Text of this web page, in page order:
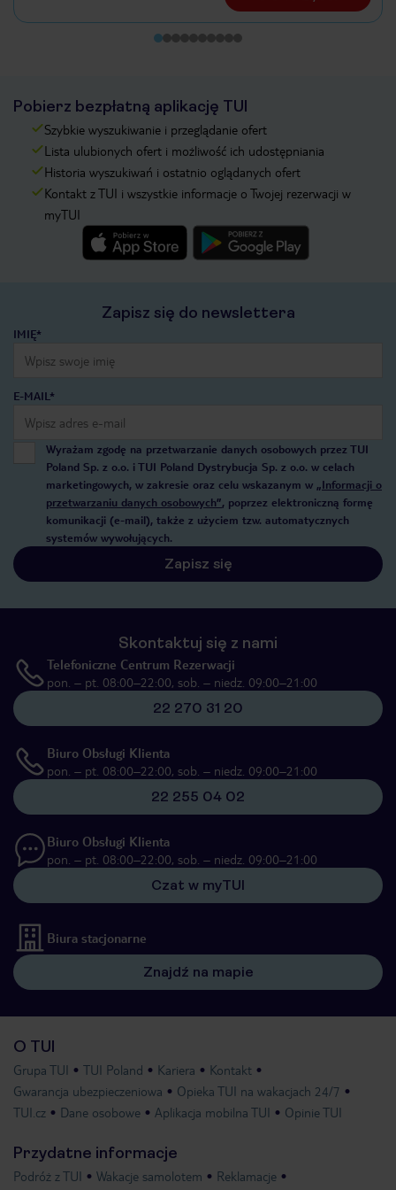
Pobierz bezpłatną aplikację TUI
Szybkie wyszukiwanie i przeglądanie ofert
Lista ulubionych ofert i możliwość ich udostępniania
Historia wyszukiwań i ostatnio oglądanych ofert
Kontakt z TUI i wszystkie informacje o Twojej rezerwacji w
myTUI
Zapisz się do newslettera
IMIĘ*
E-MAIL*
Wyrażam zgodę na przetwarzanie danych osobowych przez TUI
Poland Sp. z o.o. i TUI Poland Dystrybucja Sp. z o.o. w celach
marketingowych, w zakresie oraz celu wskazanym w „Informacji o
przetwarzaniu danych osobowych”, poprzez elektroniczną formę
komunikacji (e-mail), także z użyciem tzw. automatycznych
systemów wywołujących.
Zapisz się
Skontaktuj się z nami
Telefoniczne Centrum Rezerwacji
pon. – pt. 08:00–22:00, sob. – niedz. 09:00–21:00
22 270 31 20
Biuro Obsługi Klienta
pon. – pt. 08:00–22:00, sob. – niedz. 09:00–21:00
22 255 04 02
Biuro Obsługi Klienta
pon. – pt. 08:00–22:00, sob. – niedz. 09:00–21:00
Czat w myTUI
Biura stacjonarne
Znajdź na mapie
O TUI
Grupa TUI TUI Poland Kariera
Kontakt
Gwarancja ubezpieczeniowa
Opieka TUI na wakacjach 24/7
TUI.cz
Dane osobowe Aplikacja mobilna TUI Opinie TUI
Przydatne informacje
Podróż z TUI Wakacje samolotem
Reklamacje